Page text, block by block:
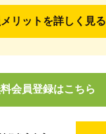
リットを詳しく見る
会員登録はこちら